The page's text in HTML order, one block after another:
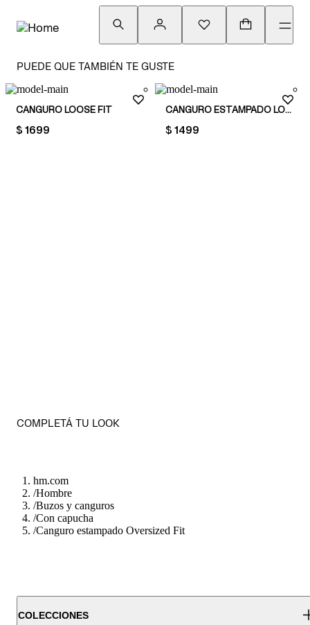
PUEDE QUE TAMBIÉN TE GUSTE
CANGURO LOOSE FIT
PRICE:
$ 1699
CANGURO ESTAMPADO LOOSE FIT
PRICE:
$ 1499
COMPLETÁ TU LOOK
hm.com
/Hombre
/Buzos y canguros
/Con capucha
/Canguro estampado Oversized Fit
COLECCIONES